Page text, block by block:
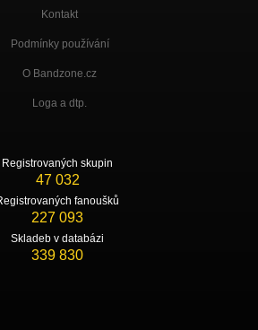
Kontakt
Podmínky používání
O Bandzone.cz
Loga a dtp.
Registrovaných skupin
47 032
fanoušků
227 093
Skladeb v databázi
339 830